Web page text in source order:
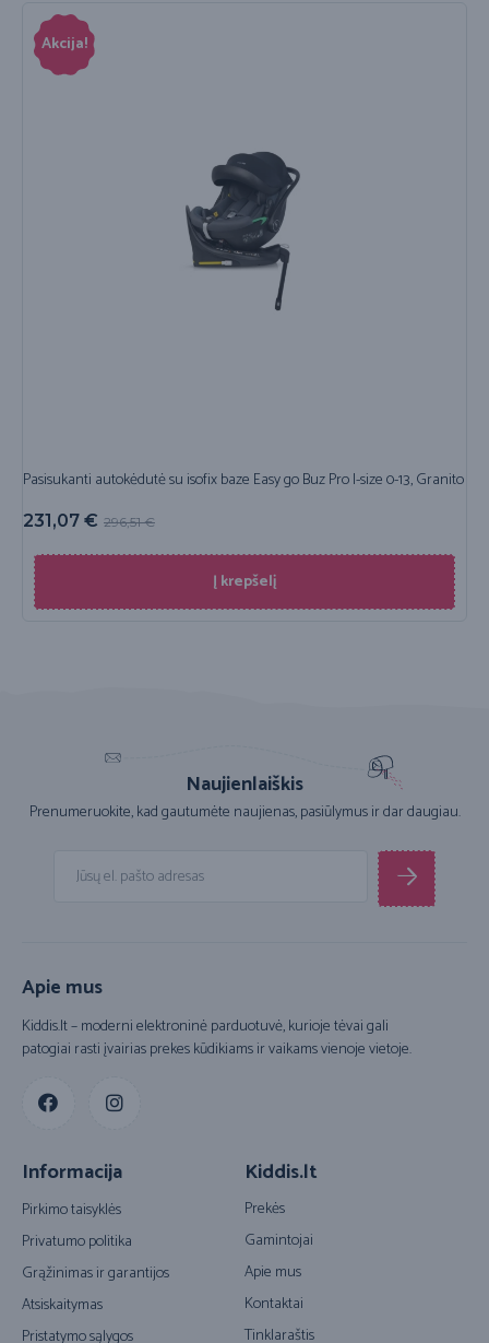
Akcija!
Pasisukanti autokėdutė su isofix baze Easy go Buz Pro I-size 0-13, Granito
296,51€
231,07 €
Į krepšelį
Naujienlaiškis
Prenumeruokite, kad gautumėte naujienas, pasiūlymus ir dar daugiau.
Apie mus
Kiddis.lt – moderni elektroninė parduotuvė, kurioje tėvai gali
patogiai rasti įvairias prekes kūdikiams ir vaikams vienoje vietoje.
Informacija
Pirkimo taisyklės
Privatumo politika
Grąžinimas ir garantijos
Atsiskaitymas
Pristatymo sąlygos
Kiddis.lt
Prekės
Gamintojai
Apie mus
Kontaktai
Tinklaraštis